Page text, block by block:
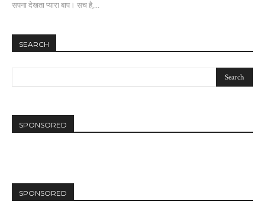
सपना देखता प्यारा बाप। सच है,...
SEARCH
SPONSORED
SPONSORED